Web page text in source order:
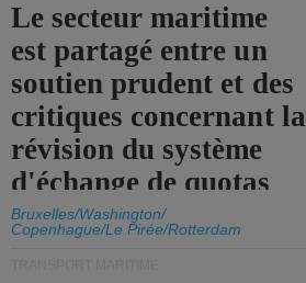
Le secteur maritime
est partagé entre un
soutien prudent et des
critiques concernant la
révision du système
d'échange de quotas
d'émission de l'UE.
Bruxelles/Washington/
Copenhague/Le Pirée/Rotterdam